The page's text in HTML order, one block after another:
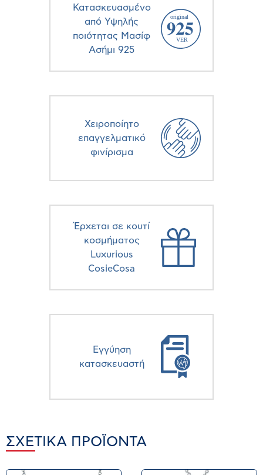
Κατασκευασμένο
από Υψηλής
ποιότητας Μασίφ
Ασήμι 925
Χειροποίητο
επαγγελματικό
φινίρισμα
Έρχεται σε κουτί
κοσμήματος
Luxurious
CosieCosa
Eγγύηση
κατασκευαστή
ΣΧΕΤΙΚΆ ΠΡΟΪΌΝΤΑ